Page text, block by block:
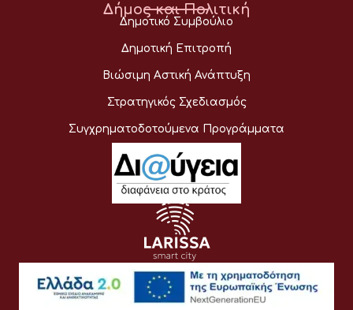
Δήμος και Πολιτική
Δημοτικό Συμβούλιο
Δημοτική Επιτροπή
Βιώσιμη Αστική Ανάπτυξη
Στρατηγικός Σχεδιασμός
Συγχρηματοδοτούμενα Προγράμματα